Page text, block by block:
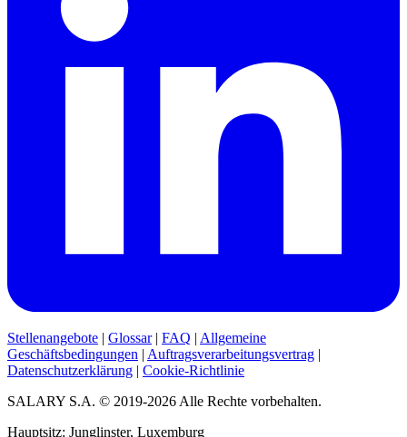
Stellenangebote | Glossar| FAQ | Allgemeine
Geschäftsbedingungen | Auftragsverarbeitungsvertrag |
Datenschutzerklärung | Cookie-Richtlinie
SALARY S.A. © 2019-2026 Alle Rechte vorbehalten.
Hauptsitz: Junglinster, Luxemburg